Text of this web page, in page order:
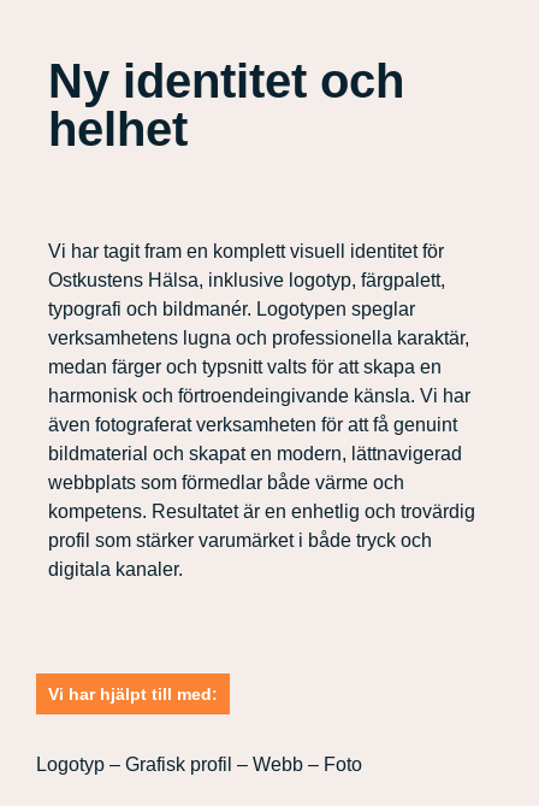
Vi har hjälpt till med:
Logotyp – Grafisk profil – Webb – Foto
Ny identitet och
helhet
Vi har tagit fram en komplett visuell identitet för
Ostkustens Hälsa, inklusive logotyp, färgpalett,
typografi och bildmanér. Logotypen speglar
verksamhetens lugna och professionella karaktär,
medan färger och typsnitt valts för att skapa en
harmonisk och förtroendeingivande känsla. Vi har
även fotograferat verksamheten för att få genuint
bildmaterial och skapat en modern, lättnavigerad
webbplats som förmedlar både värme och
kompetens. Resultatet är en enhetlig och trovärdig
profil som stärker varumärket i både tryck och
digitala kanaler.